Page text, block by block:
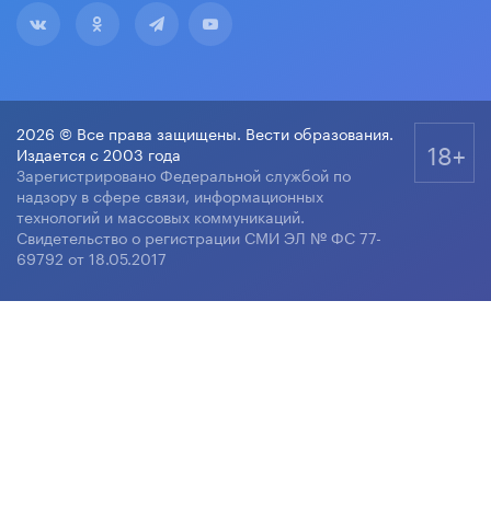
2026 © Все права защищены. Вести образования.
Издается с 2003 года
Зарегистрировано Федеральной службой по
надзору в сфере связи, информационных
технологий и массовых коммуникаций.
Свидетельство о регистрации СМИ ЭЛ № ФС 77-
69792 от 18.05.2017
18+